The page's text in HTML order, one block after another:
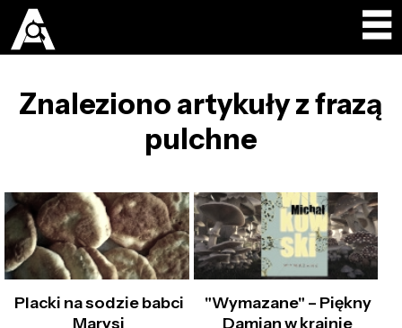
Znaleziono artykuły z frazą
pulchne
Placki na sodzie babci
Marysi
"Wymazane" – Piękny
Damian w krainie